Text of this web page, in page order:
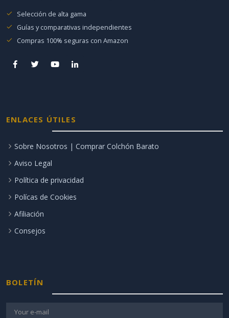
Selección de alta gama
Guías y comparativas independientes
Compras 100% seguras con Amazon
ENLACES ÚTILES
Sobre Nosotros | Comprar Colchón Barato
Aviso Legal
Política de privacidad
Polícas de Cookies
Afiliación
Consejos
BOLETÍN